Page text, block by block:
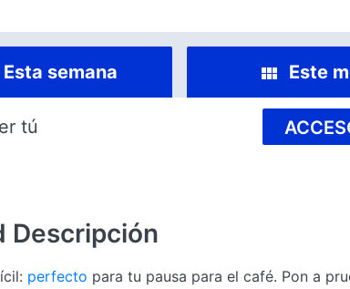
Esta semana Este
tú
Descripción
perfecto para tu pausa para el café. Pon a